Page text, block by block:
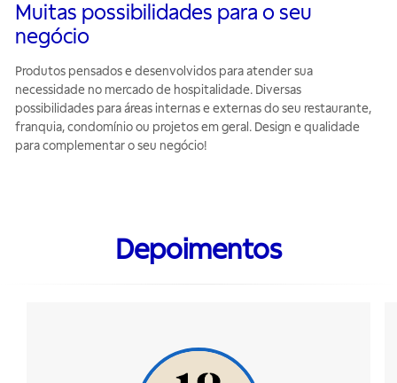
Muitas possibilidades para o seu
negócio
Produtos pensados e desenvolvidos para atender sua
necessidade no mercado de hospitalidade. Diversas
possibilidades para áreas internas e externas do seu restaurante,
franquia, condomínio ou projetos em geral. Design e qualidade
para complementar o seu negócio!
Depoimentos